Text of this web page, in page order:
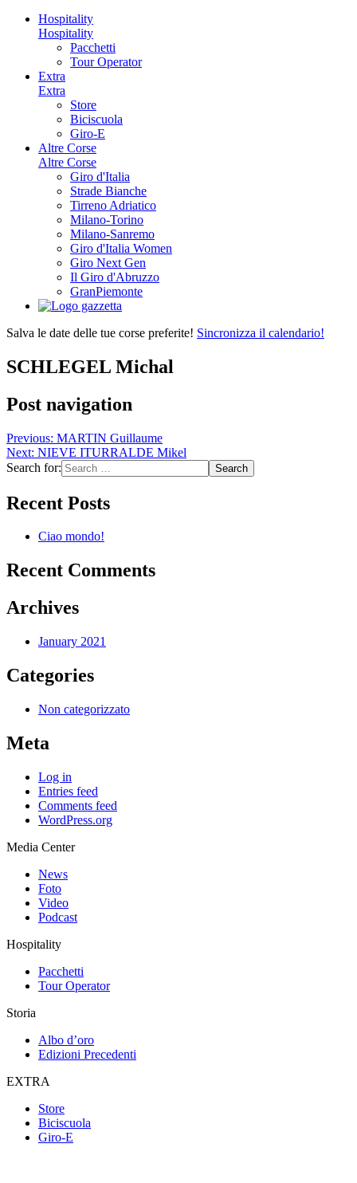
Hospitality
Hospitality
Pacchetti
Tour Operator
Extra
Extra
Store
Biciscuola
Giro-E
Altre Corse
Altre Corse
Giro d'Italia
Strade Bianche
Tirreno Adriatico
Milano-Torino
Milano-Sanremo
Giro d'Italia Women
Giro Next Gen
Il Giro d'Abruzzo
GranPiemonte
Salva le date delle tue corse preferite! Sincronizza il calendario!
SCHLEGEL Michal
Post navigation
Previous: MARTIN Guillaume
Next: NIEVE ITURRALDE Mikel
Search for:
Recent Posts
Ciao mondo!
Recent Comments
Archives
January 2021
Categories
Non categorizzato
Meta
Log in
Entries feed
Comments feed
WordPress.org
Media Center
News
Foto
Video
Podcast
Hospitality
Pacchetti
Tour Operator
Storia
Albo d’oro
Edizioni Precedenti
EXTRA
Store
Biciscuola
Giro-E